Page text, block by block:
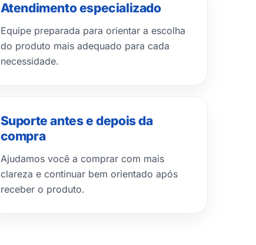
Atendimento especializado
Equipe preparada para orientar a escolha
do produto mais adequado para cada
necessidade.
Suporte antes e depois da
compra
Ajudamos você a comprar com mais
clareza e continuar bem orientado após
receber o produto.